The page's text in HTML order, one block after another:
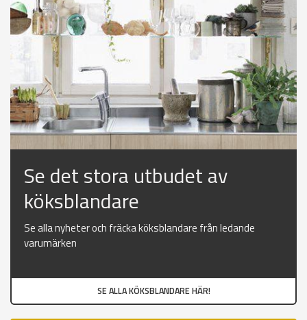
Se det stora utbudet av
köksblandare
Se alla nyheter och fräcka köksblandare från ledande
varumärken
SE ALLA KÖKSBLANDARE HÄR!